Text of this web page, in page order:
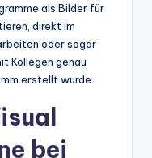
als Bilder für
direkt im
oder sogar
Kollegen genau
erstellt wurde.
bei